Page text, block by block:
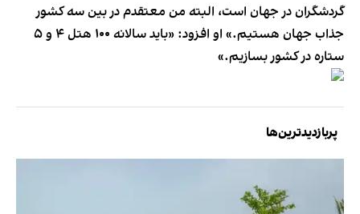
گردشگران در جهان است، البته من معتقدم در بین سه کشور
جذاب جهان هستیم.» او افزود: «باید سالانه ١٠٠ هتل ۴ و ۵
ستاره در کشور بسازیم.»
پربازدیدترین‌ها